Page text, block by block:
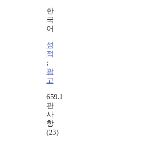
한
국
어
성
적
;
광
고
659.1
판
사
항
(23)